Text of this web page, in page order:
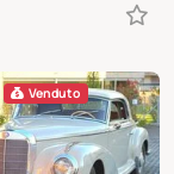
Venduto